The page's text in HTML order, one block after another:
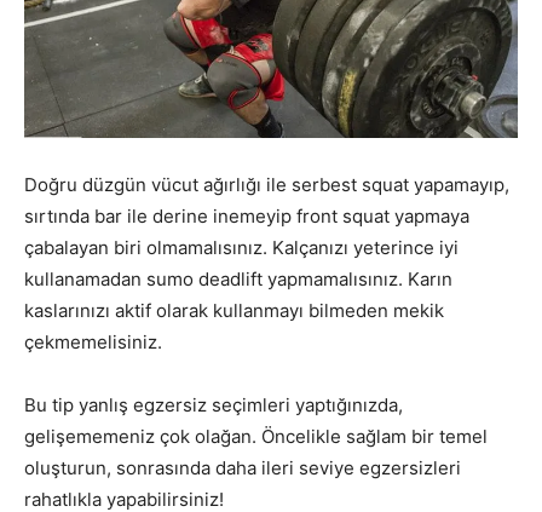
Doğru düzgün vücut ağırlığı ile serbest squat yapamayıp,
sırtında bar ile derine inemeyip front squat yapmaya
çabalayan biri olmamalısınız. Kalçanızı yeterince iyi
kullanamadan sumo deadlift yapmamalısınız. Karın
kaslarınızı aktif olarak kullanmayı bilmeden mekik
çekmemelisiniz.
Bu tip yanlış egzersiz seçimleri yaptığınızda,
gelişememeniz çok olağan. Öncelikle sağlam bir temel
oluşturun, sonrasında daha ileri seviye egzersizleri
rahatlıkla yapabilirsiniz!